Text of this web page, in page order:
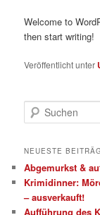
Welcome to
then start writing!
Veröffentlicht unter
u
h
n
NEUESTE
Abgemurkst &
Krimidinner:
– ausverkauft!
Aufführung des